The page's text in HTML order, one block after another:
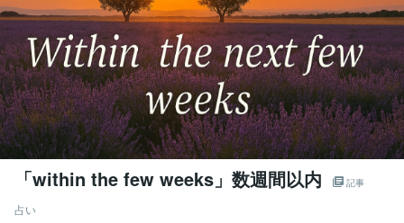
「within the few weeks」数週間以内 記事
占い